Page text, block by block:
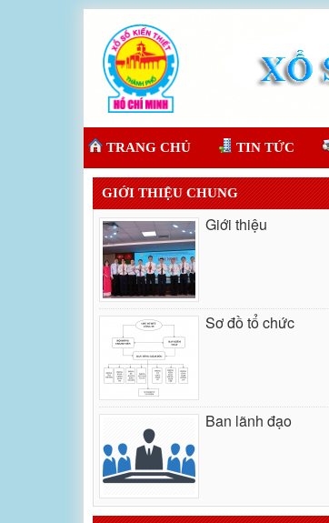
TRANG CHỦ TIN TỨC
GIỚI THIỆU CHUNG
Giới thiệu
Sơ đồ tổ chức
Ban lãnh đạo